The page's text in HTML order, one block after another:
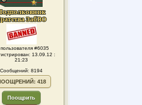
пользователя #6035
13.09.12 :
21:23
Сообщений: 8194
418
Поощрить